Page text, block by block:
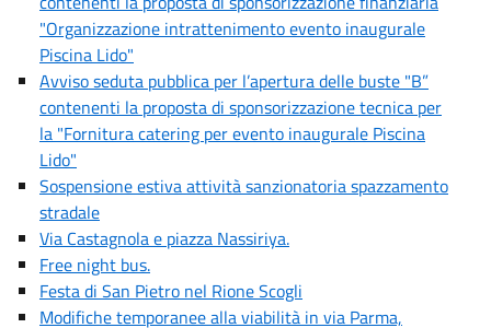
"Organizzazione intrattenimento evento inaugurale
Piscina Lido"
Avviso seduta pubblica per l’apertura delle buste "B”
contenenti la proposta di sponsorizzazione tecnica per
la "Fornitura catering per evento inaugurale Piscina
Lido"
Sospensione estiva attività sanzionatoria spazzamento
stradale
Via Castagnola e piazza Nassiriya.
Free night bus.
Festa di San Pietro nel Rione Scogli
Modifiche temporanee alla viabilità in via Parma,